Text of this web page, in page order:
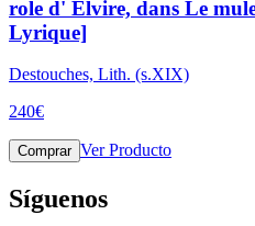
role d' Elvire, dans Le
Lyrique]
Destouches, Lith. (s.XIX)
240€
Comprar Ver Producto
Síguenos